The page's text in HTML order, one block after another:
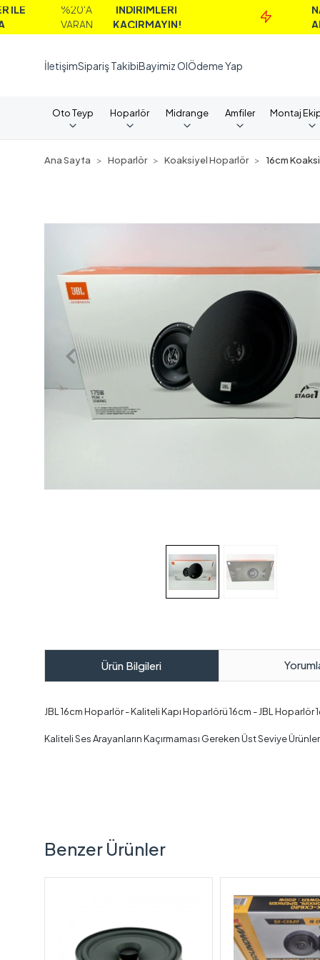
%20'A
İNDİRİMLERİ
KAÇIRMAYIN!
NAKİT
İletişimSipariş TakibiBayimiz OlÖdeme Yap
Oto Teyp Hoparlör Midrange Amfiler Montaj
Ana Sayfa Hoparlör Koaksiyel Hoparlör 16cm
Ürün Bilgileri
JBL 16cm Hoparlör - Kaliteli Kapı Hoparlörü 16cm - JBL Hoparlör
Kaliteli Ses Arayanların Kaçırmaması Gereken Üst Seviye
Benzer Ürünler